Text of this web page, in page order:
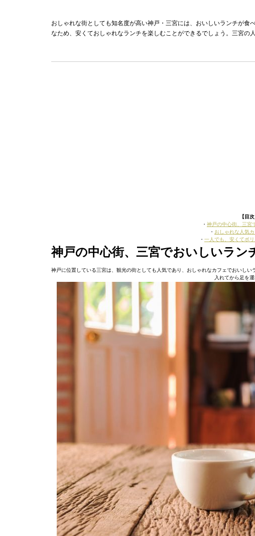
おしゃれな街としても知名度が高い神戸・三宮には、おいしいランチが
なため、安くておしゃれなランチを楽しむことができるでしょう。三宮の
【目次
・ 神戸の中心街、三宮
・ おしゃれな人気
・ 一人でも、安くてボ
神戸の中心街、三宮でおいしいラン
神戸に位置している三宮は、観光の街としても人気であり、おしゃれなカフェでおいし
入れてから足を運